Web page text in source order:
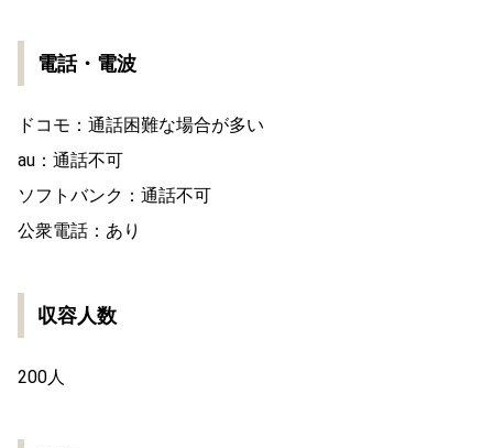
電話・電波
ドコモ：通話困難な場合が多い
au：通話不可
ソフトバンク：通話不可
公衆電話：あり
収容人数
200人